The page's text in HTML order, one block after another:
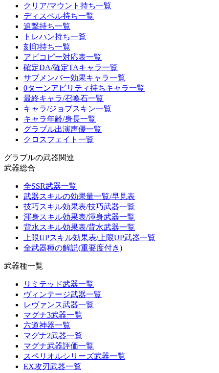
クリア/マウント持ち一覧
ディスペル持ち一覧
追撃持ち一覧
トレハン持ち一覧
刻印持ち一覧
アビコピー対応表一覧
確定DA/確定TAキャラ一覧
サブメンバー効果キャラ一覧
0ターンアビリティ持ちキャラ一覧
最終キャラ/召喚石一覧
キャラ/ジョブスキン一覧
キャラ年齢/身長一覧
グラブル出演声優一覧
クロスフェイト一覧
グラブルの武器関連
武器総合
全SSR武器一覧
武器スキルの効果量一覧/早見表
技巧スキル効果表/技巧武器一覧
渾身スキル効果表/渾身武器一覧
背水スキル効果表/背水武器一覧
上限UPスキル効果表/上限UP武器一覧
全武器種の解説(重要度付き)
武器種一覧
リミテッド武器一覧
ヴィンテージ武器一覧
レヴァンス武器一覧
マグナ3武器一覧
六道神器一覧
マグナ2武器一覧
マグナ武器評価一覧
スペリオルシリーズ武器一覧
EX攻刃武器一覧